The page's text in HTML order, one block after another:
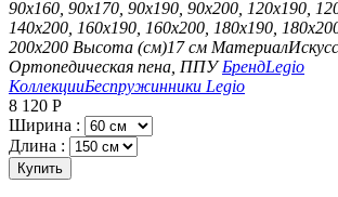
90х160, 90х170, 90х190, 90х200, 120х190,
140х200, 160х190, 160х200, 180х190,
200х200 Высота (см)17 см Материал
Ортопедическая пена, ППУ БрендLegio
КоллекцииБеспружинники Legio
8 120 Р
Ширина :
Длина :
Купить